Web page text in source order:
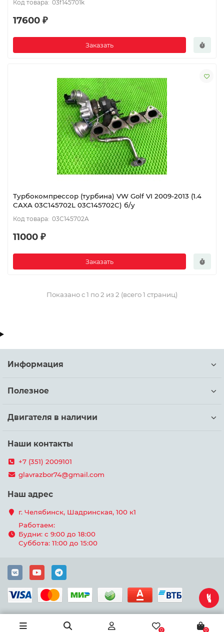
03f145701k
17600 ₽
Заказать
Турбокомпрессор (турбина) VW Golf VI 2009-2013 (1.4
CAXA 03C145702L 03C145702C) б/у
03C145702A
11000 ₽
Заказать
Показано с 1 по 2 из 2 (всего 1 страниц)
Информация
Полезное
Двигателя в наличии
Наши контакты
+7 (351) 2009101
glavrazbor74@gmail.com
Наш адрес
г. Челябинск, Шадринская, 100 к1
Работаем:
Будни: с 9:00 до 18:00
Суббота: 11:00 до 15:00
0 0